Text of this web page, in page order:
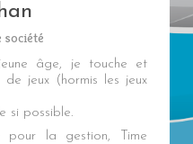
société
âge, je touche et
jeux (hormis les jeux
si possible.
pour la gestion, Time